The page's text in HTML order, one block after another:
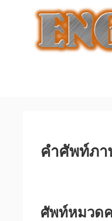
คำศัพท์ภา
ศัพท์หมวด